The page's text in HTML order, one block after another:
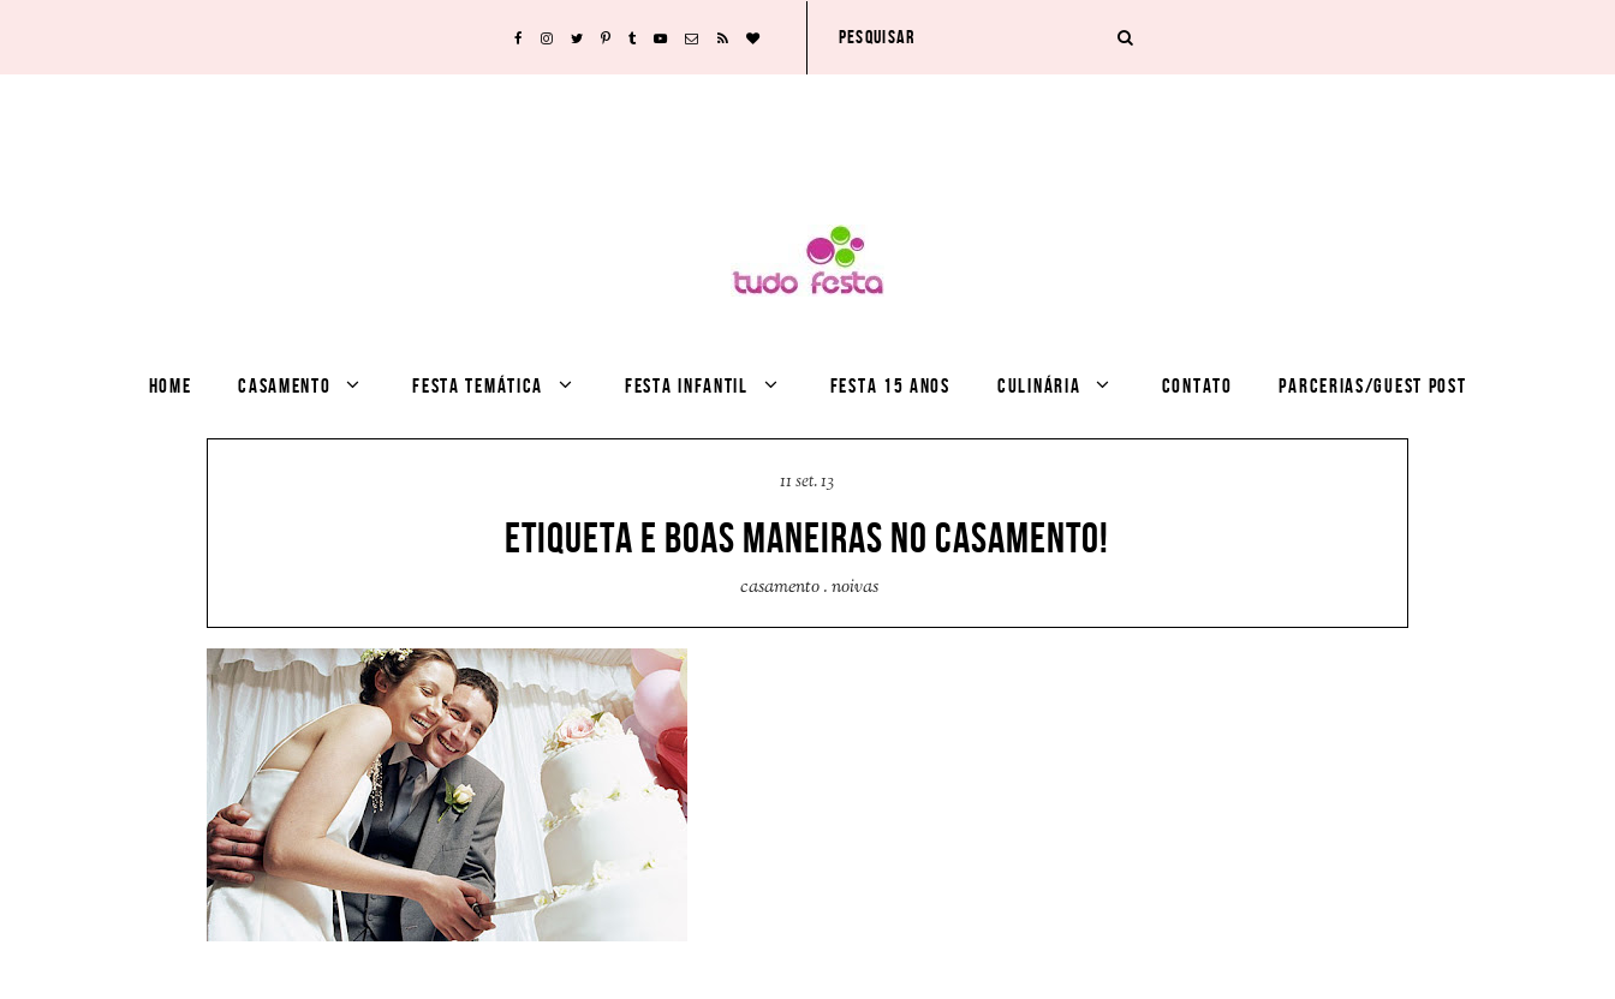
HOME CASAMENTO FESTA TEMÁTICA FESTA INFANTIL FESTA 15 ANOS CULINÁRIA CONTATO PARCERIAS/GUEST POST
11 set. 13
ETIQUETA E BOAS MANEIRAS NO CASAMENTO!
casamento.noivas